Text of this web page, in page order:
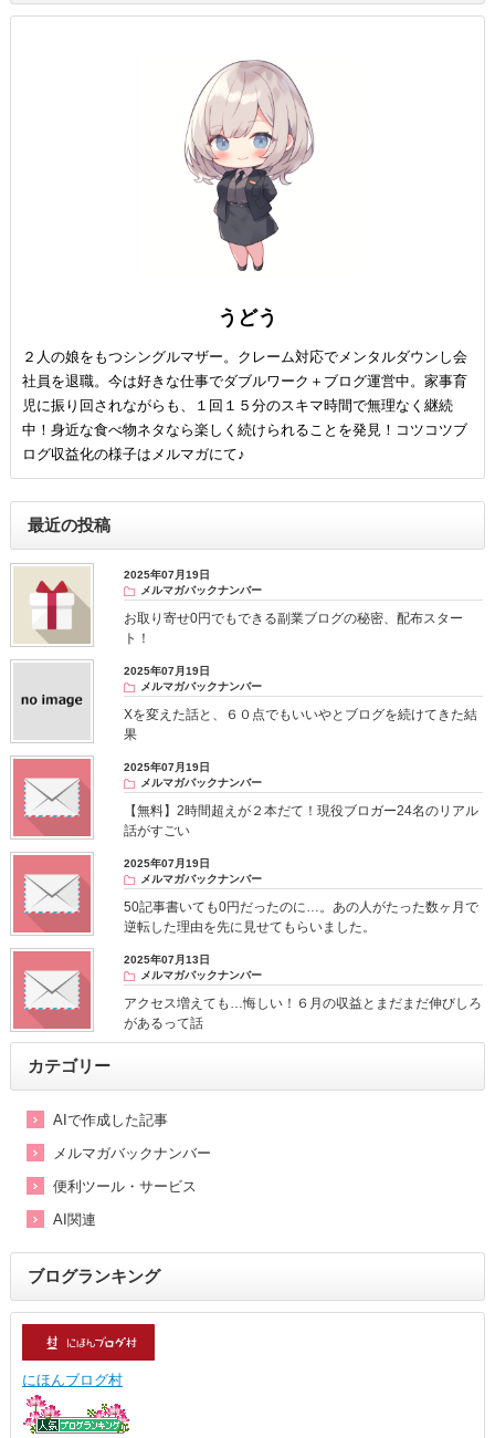
うどう
２人の娘をもつシングルマザー。クレーム対応でメンタルダウンし会
社員を退職。今は好きな仕事でダブルワーク＋ブログ運営中。家事育
児に振り回されながらも、１回１５分のスキマ時間で無理なく継続
中！身近な食べ物ネタなら楽しく続けられることを発見！コツコツブ
ログ収益化の様子はメルマガにて♪
最近の投稿
2025年07月19日
メルマガバックナンバー
お取り寄せ0円でもできる副業ブログの秘密、配布スター
ト！
2025年07月19日
メルマガバックナンバー
Xを変えた話と、６０点でもいいやとブログを続けてきた結
果
2025年07月19日
メルマガバックナンバー
【無料】2時間超えが２本だて！現役ブロガー24名のリアル
話がすごい
2025年07月19日
メルマガバックナンバー
50記事書いても0円だったのに…。あの人がたった数ヶ月で
逆転した理由を先に見せてもらいました。
2025年07月13日
メルマガバックナンバー
アクセス増えても…悔しい！６月の収益とまだまだ伸びしろ
があるって話
カテゴリー
AIで作成した記事
メルマガバックナンバー
便利ツール・サービス
AI関連
ブログランキング
にほんブログ村